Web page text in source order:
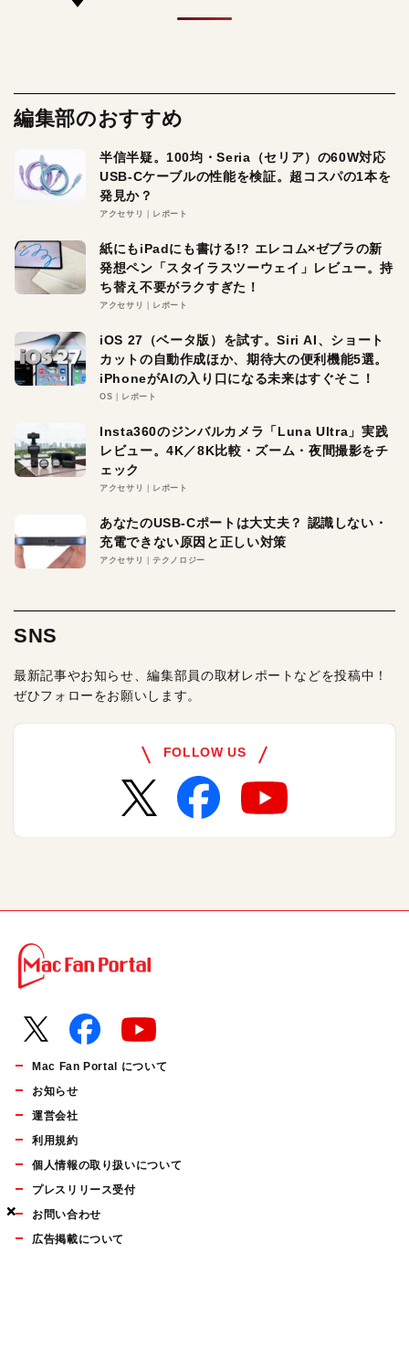
×
×
×
編集部のおすすめ
半信半疑。100均・Seria（セリア）の60W対応
USB-Cケーブルの性能を検証。超コスパの1本を
発見か？
アクセサリ レポート
紙にもiPadにも書ける!? エレコム×ゼブラの新
発想ペン「スタイラスツーウェイ」レビュー。持
ち替え不要がラクすぎた！
アクセサリ レポート
iOS 27（ベータ版）を試す。Siri AI、ショート
カットの自動作成ほか、期待大の便利機能5選。
iPhoneがAIの入り口になる未来はすぐそこ！
OS レポート
Insta360のジンバルカメラ「Luna Ultra」実践
レビュー。4K／8K比較・ズーム・夜間撮影をチ
ェック
アクセサリ レポート
あなたのUSB-Cポートは大丈夫？ 認識しない・
充電できない原因と正しい対策
アクセサリ テクノロジー
SNS
最新記事やお知らせ、編集部員の取材レポートなどを投稿中！
ぜひフォローをお願いします。
FOLLOW US
Mac Fan Portal について
お知らせ
運営会社
利用規約
個人情報の取り扱いについて
プレスリリース受付
お問い合わせ
広告掲載について